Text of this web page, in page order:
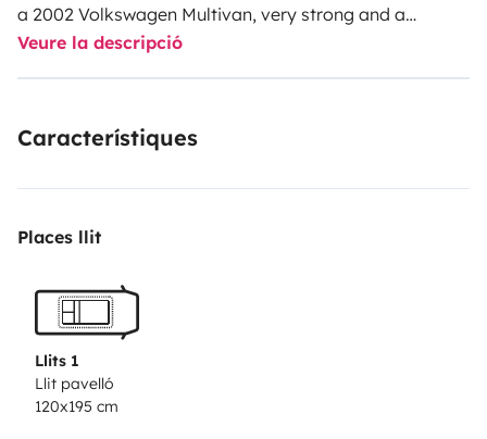
a 2002 Volkswagen Multivan, very strong and a
wonderful consuption ( 8lt / 100km ). If you are looking
to make a comfortable vacations and you have a low
a possibility to add a roof tent for 2 people!
Veure la descripció
Característiques
Places llit
Llits 1
Llit pavelló
120x195 cm